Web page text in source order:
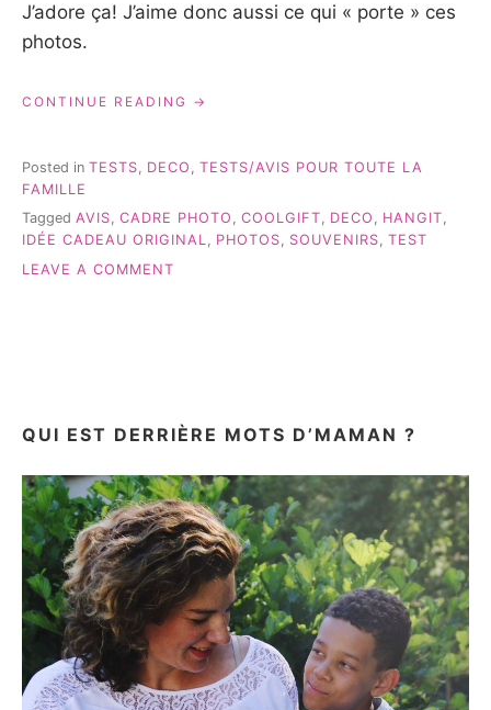
J’adore ça! J’aime donc aussi ce qui « porte » ces
photos.
CONTINUE READING « DES
ACCROCHER…
Posted in TESTS DECO
TESTS/AVIS POUR TOUTE LA
FAMILLE
Tagged AVIS, CADRE PHOTO , COOLGIFT, DECO , HANGIT,
IDÉE CADEAU ORIGINAL, PHOTOS, SOUVENIRS, TEST
LEAVE A COMMENT
QUI EST DERRIÈRE MOTS D’MAMAN ?